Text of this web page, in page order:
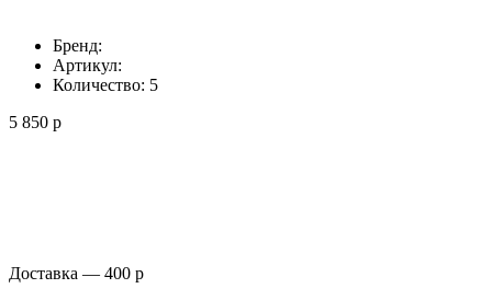
Бренд:
Артикул:
Количество: 5
5 850 р
Доставка — 400 р